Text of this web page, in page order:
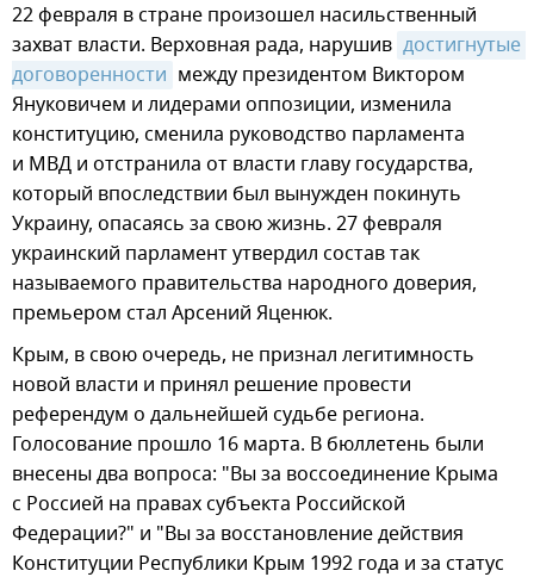
22 февраля в стране произошел насильственный
захват власти. Верховная рада, нарушив достигнутые
договоренности между президентом Виктором
Януковичем и лидерами оппозиции, изменила
конституцию, сменила руководство парламента
и МВД и отстранила от власти главу государства,
который впоследствии был вынужден покинуть
Украину, опасаясь за свою жизнь. 27 февраля
украинский парламент утвердил состав так
называемого правительства народного доверия,
премьером стал Арсений Яценюк.
Крым, в свою очередь, не признал легитимность
новой власти и принял решение провести
референдум о дальнейшей судьбе региона.
Голосование прошло 16 марта. В бюллетень были
внесены два вопроса: "Вы за воссоединение Крыма
с Россией на правах субъекта Российской
Федерации?" и "Вы за восстановление действия
Конституции Республики Крым 1992 года и за статус